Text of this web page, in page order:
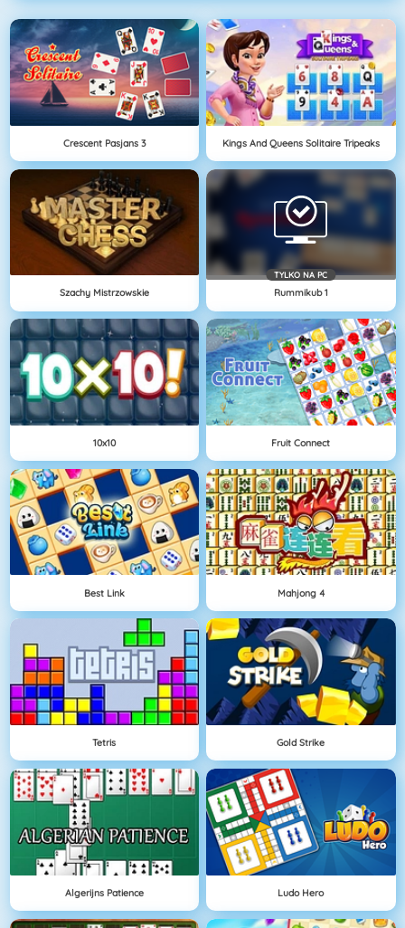
Crescent Pasjans 3 Kings And Queens Solitaire Tripeaks
Szachy Mistrzowskie
TYLKO NA PC
Rummikub 1
10x10 Fruit Connect
Best Link Mahjong 4
Tetris Gold Strike
Algerijns Patience Ludo Hero